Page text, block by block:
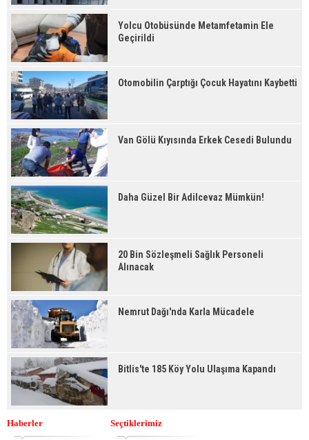
Yolcu Otobüsünde Metamfetamin Ele
Geçirildi
Otomobilin Çarptığı Çocuk Hayatını Kaybetti
Van Gölü Kıyısında Erkek Cesedi Bulundu
Daha Güzel Bir Adilcevaz Mümkün!
20 Bin Sözleşmeli Sağlık Personeli
Alınacak
Nemrut Dağı'nda Karla Mücadele
Bitlis'te 185 Köy Yolu Ulaşıma Kapandı
Haberler Seçtiklerimiz